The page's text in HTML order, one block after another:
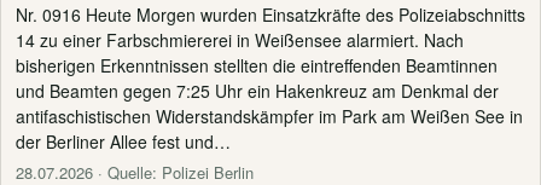
Nr. 0916 Heute Morgen wurden Einsatzkräfte des Polizeiabschnitts
14 zu einer Farbschmiererei in Weißensee alarmiert. Nach
bisherigen Erkenntnissen stellten die eintreffenden Beamtinnen
und Beamten gegen 7:25 Uhr ein Hakenkreuz am Denkmal der
antifaschistischen Widerstandskämpfer im Park am Weißen See in
der Berliner Allee fest und…
28.07.2026 · Quelle: Polizei Berlin